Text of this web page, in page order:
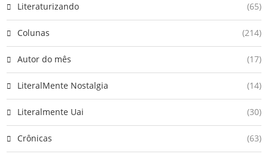
Literaturizando (65)
Colunas (214)
Autor do mês (17)
LiteralMente Nostalgia (14)
Literalmente Uai (30)
Crônicas (63)